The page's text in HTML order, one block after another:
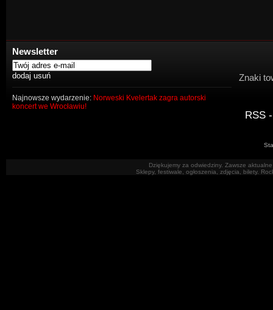
Newsletter
Najnowsze wydarzenie: Norweski Kvelertak zagra autorski
koncert we Wrocławiu!
Znaki
RSS
Dziękujemy za odwiedziny. Zawsze
Sklepy, festiwale, ogłoszenia, zdjęcia, bilety.